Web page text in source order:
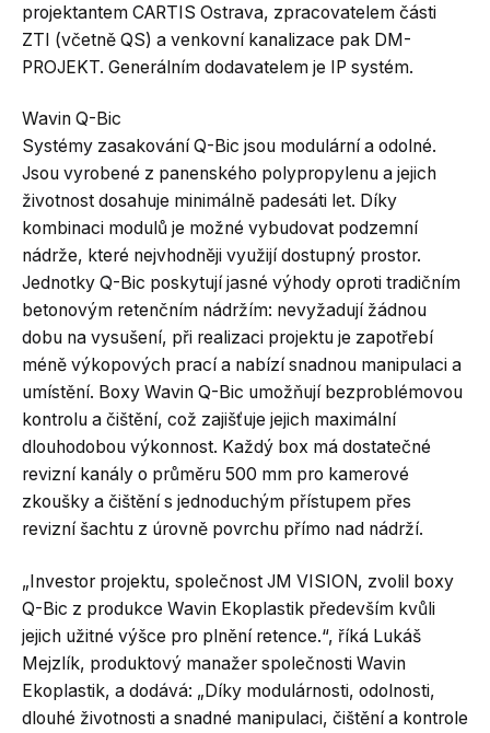
projektantem CARTIS Ostrava, zpracovatelem části
ZTI (včetně QS) a venkovní kanalizace pak DM-
PROJEKT. Generálním dodavatelem je IP systém.
Wavin Q-Bic
Systémy zasakování Q-Bic jsou modulární a odolné.
Jsou vyrobené z panenského polypropylenu a jejich
životnost dosahuje minimálně padesáti let. Díky
kombinaci modulů je možné vybudovat podzemní
nádrže, které nejvhodněji využijí dostupný prostor.
Jednotky Q-Bic poskytují jasné výhody oproti tradičním
betonovým retenčním nádržím: nevyžadují žádnou
dobu na vysušení, při realizaci projektu je zapotřebí
méně výkopových prací a nabízí snadnou manipulaci a
umístění. Boxy Wavin Q-Bic umožňují bezproblémovou
kontrolu a čištění, což zajišťuje jejich maximální
dlouhodobou výkonnost. Každý box má dostatečné
revizní kanály o průměru 500 mm pro kamerové
zkoušky a čištění s jednoduchým přístupem přes
revizní šachtu z úrovně povrchu přímo nad nádrží.
„Investor projektu, společnost JM VISION, zvolil boxy
Q-Bic z produkce Wavin Ekoplastik především kvůli
jejich užitné výšce pro plnění retence.“, říká Lukáš
Mejzlík, produktový manažer společnosti Wavin
Ekoplastik, a dodává: „Díky modulárnosti, odolnosti,
dlouhé životnosti a snadné manipulaci, čištění a kontrole